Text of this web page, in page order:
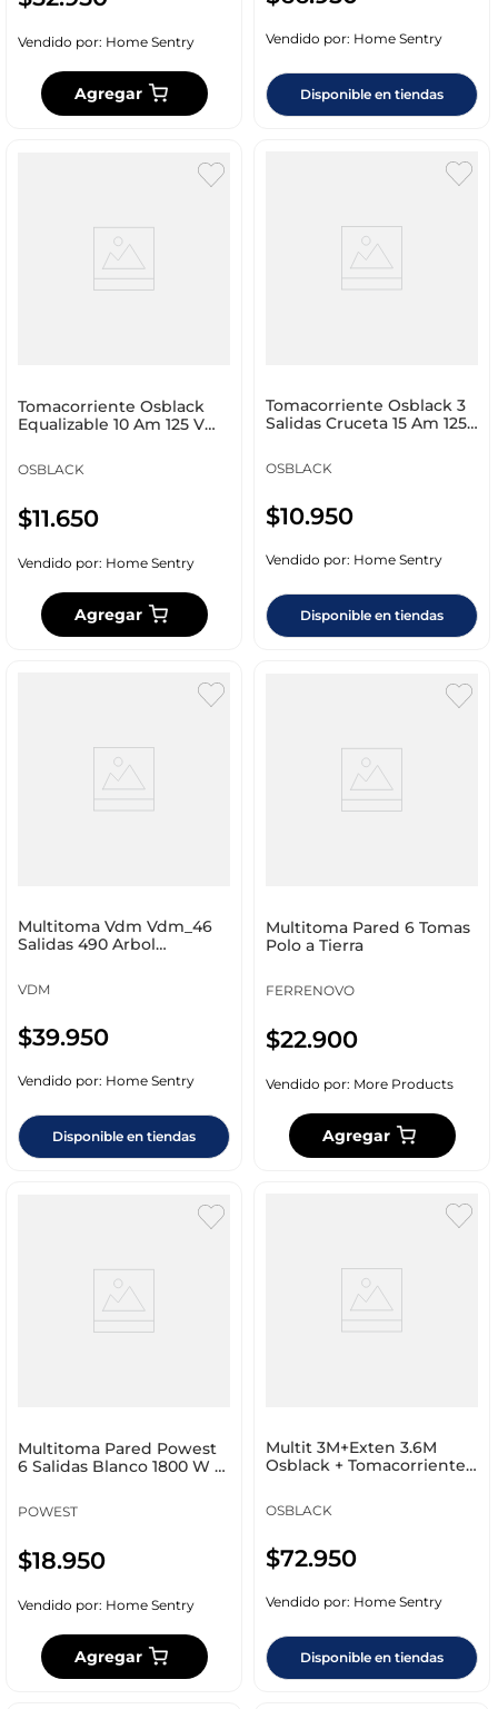
Vendido por: Home Sentry
Agregar
Vendido por: Home Sentry
Disponible en tiendas
Tomacorriente Osblack
Equalizable 10 Am 125 V
OSBLACK
$11.650
Vendido por: Home Sentry
Agregar
Tomacorriente Osblack 3
Salidas Cruceta 15 Am 125
OSBLACK
$10.950
Vendido por: Home Sentry
Disponible en tiendas
Multitoma Vdm Vdm_46
Salidas 490 Arbol
VDM
$39.950
Vendido por: Home Sentry
Disponible en tiendas
Multitoma Pared 6 Tomas
Polo a Tierra
FERRENOVO
$22.900
Vendido por: More Products
Agregar
Multitoma Pared Powest
6 Salidas Blanco 1800 W 15
POWEST
$18.950
Vendido por: Home Sentry
Agregar
Multit 3M+Exten 3.6M
Osblack + Tomacorriente
OSBLACK
$72.950
Vendido por: Home Sentry
Disponible en tiendas